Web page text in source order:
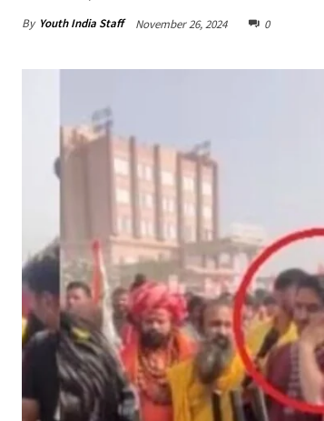
By Youth India Staff November 26, 2024 0